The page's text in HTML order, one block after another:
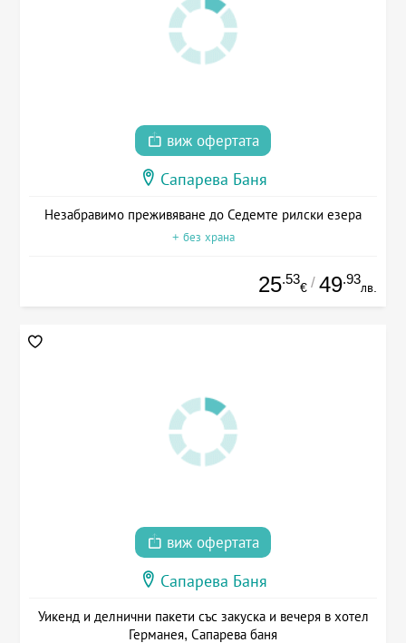
виж офертата
Сапарева Баня
Незабравимо преживяване до Седемте рилски езера
+ без храна
25.53
€ / 49.93
лв.
виж офертата
Сапарева Баня
Уикенд и делнични пакети със закуска и вечеря в хотел
Германея, Сапарева баня